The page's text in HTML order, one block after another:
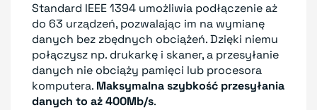
Standard IEEE 1394 umożliwia podłączenie aż
do 63 urządzeń, pozwalając im na wymianę
danych bez zbędnych obciążeń. Dzięki niemu
połączysz np. drukarkę i skaner, a przesyłanie
danych nie obciąży pamięci lub procesora
komputera. Maksymalna szybkość przesyłania
danych to aż 400Mb/s.